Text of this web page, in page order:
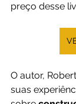
preço desse
O autor,
suas